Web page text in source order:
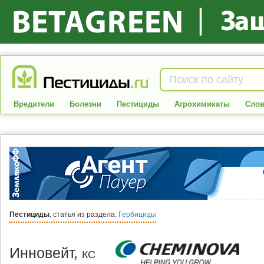
Вредители Болезни Пестициды Агрохимикаты
Пестициды, статья из раздела: Гербициды
Инновейт, КС